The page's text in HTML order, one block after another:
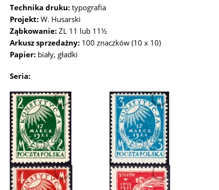
Technika druku: typografia
Projekt: W. Husarski
Ząbkowanie: ZL 11 lub 11½
Arkusz sprzedażny: 100 znaczków (10 x 10)
Papier: biały, gładki
Seria: